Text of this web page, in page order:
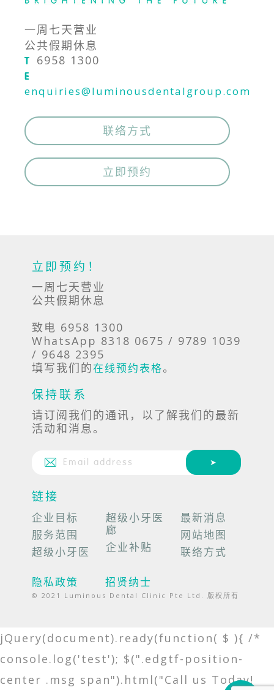
一周七天营业
公共假期休息
T 6958 1300
E
enquiries@luminousdentalgroup.com
联络方式
立即预约
立即预约！
一周七天营业
公共假期休息
致电 6958 1300
WhatsApp 8318 0675 / 9789 1039
/ 9648 2395
填写我们的在线预约表格。
保持联系
请订阅我们的通讯，以了解我们的最新
活动和消息。
链接
企业目标
服务范围
超级小牙医
超级小牙医
廊
企业补贴
最新消息
网站地图
联络方式
隐私政策 招贤纳士
© 2021 Luminous Dental Clinic Pte Ltd. 版权所有
jQuery(document).ready(function( $ ){ /*
console.log('test'); $(".edgtf-position-
center .msg span").html("Call us Today!